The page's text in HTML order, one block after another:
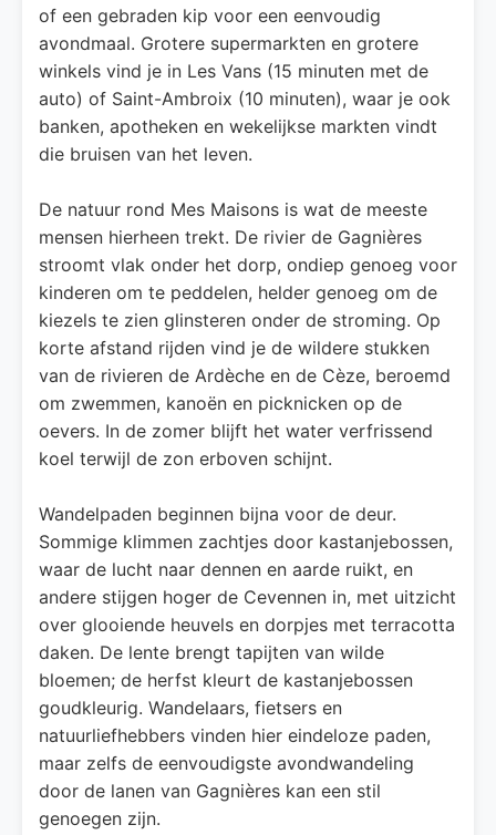
of een gebraden kip voor een eenvoudig
avondmaal. Grotere supermarkten en grotere
winkels vind je in Les Vans (15 minuten met de
auto) of Saint-Ambroix (10 minuten), waar je ook
banken, apotheken en wekelijkse markten vindt
die bruisen van het leven.
De natuur rond Mes Maisons is wat de meeste
mensen hierheen trekt. De rivier de Gagnières
stroomt vlak onder het dorp, ondiep genoeg voor
kinderen om te peddelen, helder genoeg om de
kiezels te zien glinsteren onder de stroming. Op
korte afstand rijden vind je de wildere stukken
van de rivieren de Ardèche en de Cèze, beroemd
om zwemmen, kanoën en picknicken op de
oevers. In de zomer blijft het water verfrissend
koel terwijl de zon erboven schijnt.
Wandelpaden beginnen bijna voor de deur.
Sommige klimmen zachtjes door kastanjebossen,
waar de lucht naar dennen en aarde ruikt, en
andere stijgen hoger de Cevennen in, met uitzicht
over glooiende heuvels en dorpjes met terracotta
daken. De lente brengt tapijten van wilde
bloemen; de herfst kleurt de kastanjebossen
goudkleurig. Wandelaars, fietsers en
natuurliefhebbers vinden hier eindeloze paden,
maar zelfs de eenvoudigste avondwandeling
door de lanen van Gagnières kan een stil
genoegen zijn.